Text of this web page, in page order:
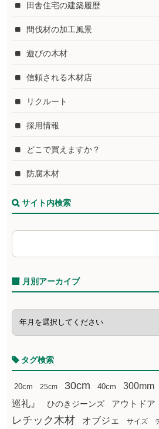
田舎住宅の建築履歴
間伐材の加工風景
遊びの木材
信頼される木材店
リクルート
採用情報
どこで買えますか？
防腐木材
サイト内検索
月別アーカイブ
タグ検索
20cm 25cm 30cm 40cm 300mm
巡礼』
ひのきジーンズ アウトドア
レチック木材
オブジェ サイズ